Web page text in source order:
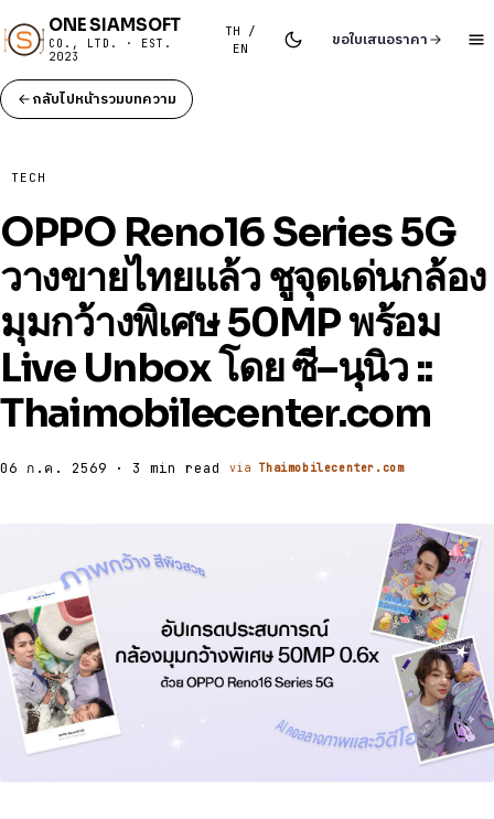
ONE SIAMSOFT
CO., LTD. · EST.
2023
TH /
EN
ขอใบเสนอราคา
กลับไปหน้ารวมบทความ
TECH
OPPO Reno16 Series 5G
วางขายไทยแล้ว ชูจุดเด่นกล้อง
มุมกว้างพิเศษ 50MP พร้อม
Live Unbox โดย ซี–นุนิว ::
Thaimobilecenter.com
06 ก.ค. 2569 · 3 min read via Thaimobilecenter.com